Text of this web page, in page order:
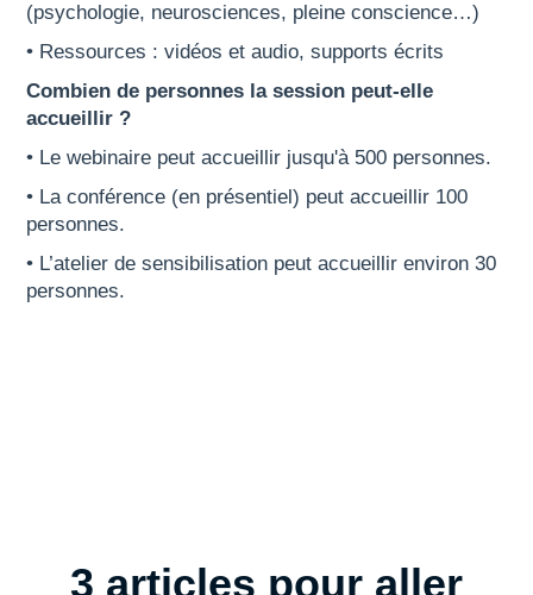
(psychologie, neurosciences, pleine conscience…)
• Ressources : vidéos et audio, supports écrits‍
Combien de personnes la session peut-elle
accueillir ?
• Le webinaire peut accueillir jusqu'à 500 personnes.
• La conférence (en présentiel) peut accueillir 100
personnes.
• L’atelier de sensibilisation peut accueillir environ 30
personnes.
3 articles pour aller